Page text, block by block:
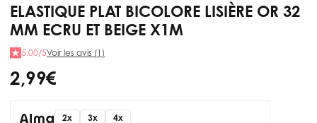
ELASTIQUE PLAT BICOLORE LISIÈRE OR 32
MM ECRU ET BEIGE X1M
5.00/5Voir les avis (1)
2,99 €
2x 3x 4x